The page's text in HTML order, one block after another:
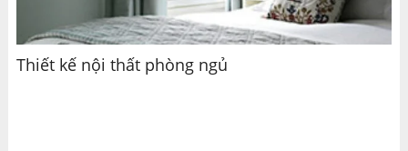
Thiết kế nội thất phòng ngủ